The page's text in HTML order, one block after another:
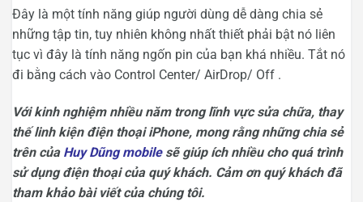
Đây là một tính năng giúp người dùng dễ dàng chia sẻ
những tập tin, tuy nhiên không nhất thiết phải bật nó liên
tục vì đây là tính năng ngốn pin của bạn khá nhiều. Tắt nó
đi bằng cách vào Control Center/ AirDrop/ Off .
Với kinh nghiệm nhiều năm trong lĩnh vực sửa chữa, thay
thế linh kiện điện thoại iPhone, mong rằng những chia sẻ
trên của Huy Dũng mobilesẽ giúp ích nhiều cho quá trình
sử dụng điện thoại của quý khách. Cảm ơn quý khách đã
tham khảo bài viết của chúng tôi.